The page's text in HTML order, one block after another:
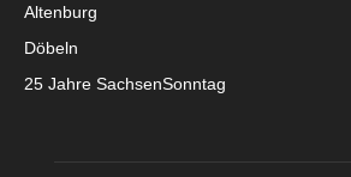
Altenburg
Döbeln
25 Jahre SachsenSonntag